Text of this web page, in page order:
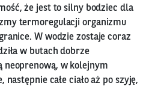
że jest to silny bodziec dla
termoregulacji organizmu
W wodzie zostaje coraz
w butach dobrze
neoprenową, w kolejnym
następnie całe ciało aż po szyję,